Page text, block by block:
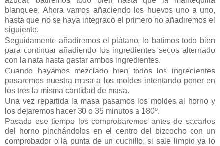
blanquee. Ahora vamos añadiendo los huevos uno a uno,
hasta que no se haya integrado el primero no añadiremos el
siguiente.
Seguidamente añadiremos el plátano, lo batimos todo bien
para continuar añadiendo los ingredientes secos alternado
con la nata hasta gastar ambos ingredientes.
Cuando hayamos mezclado bien todos los ingredientes
pasaremos nuestra masa a los moldes intentando poner en
los tres la misma cantidad de masa.
Una vez repartida la masa pasamos los moldes al horno y
los dejaremos hacer 30 o 35 minutos a 180º.
Pasado ese tiempo los comprobaremos antes de sacarlos
del horno pinchándolos en el centro del bizcocho con un
comprobador o la punta de un cuchillo, si sale limpio ya lo